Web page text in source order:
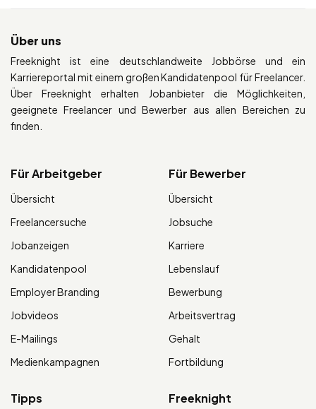
Über uns
Freeknight ist eine deutschlandweite Jobbörse und ein
Karriereportal mit einem großen Kandidatenpool für Freelancer.
Über Freeknight erhalten Jobanbieter die Möglichkeiten,
geeignete Freelancer und Bewerber aus allen Bereichen zu
finden.
Für Arbeitgeber
Übersicht
Freelancersuche
Jobanzeigen
Kandidatenpool
Employer Branding
Jobvideos
E-Mailings
Medienkampagnen
Für Bewerber
Übersicht
Jobsuche
Karriere
Lebenslauf
Bewerbung
Arbeitsvertrag
Gehalt
Fortbildung
Tipps Freeknight